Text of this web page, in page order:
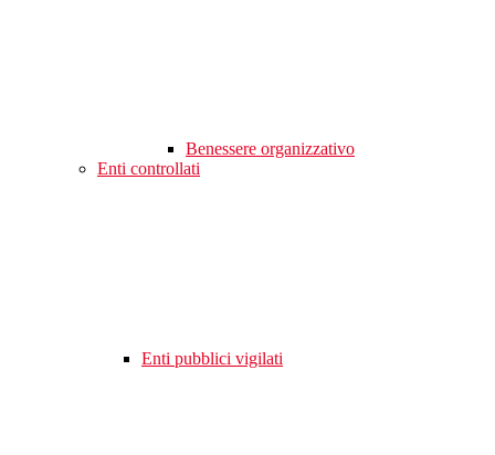
Benessere organizzativo
Enti controllati
Enti pubblici vigilati